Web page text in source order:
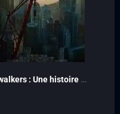
Skywalkers : Une histoire d’amour 2024